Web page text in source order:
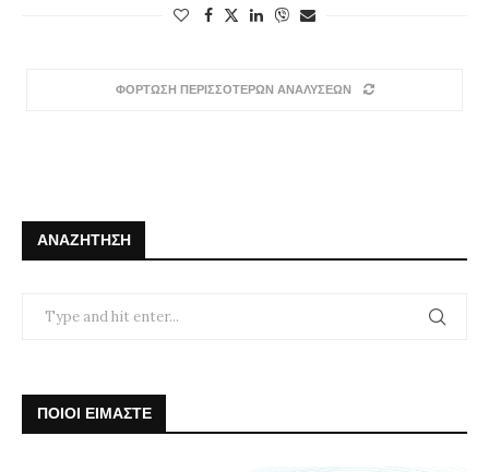
ΦΟΡΤΩΣΗ ΠΕΡΙΣΣΟΤΕΡΩΝ ΑΝΑΛΥΣΕΩΝ
ΑΝΑΖΉΤΗΣΗ
ΠΟΙΟΙ ΕΙΜΑΣΤΕ